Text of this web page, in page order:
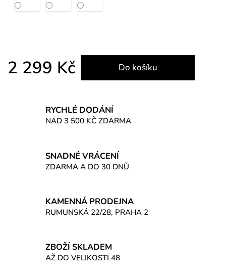
2 299 Kč Do košíku
RYCHLÉ DODÁNÍ
NAD 3 500 KČ ZDARMA
SNADNÉ VRÁCENÍ
ZDARMA A DO 30 DNŮ
KAMENNÁ PRODEJNA
RUMUNSKÁ 22/28, PRAHA 2
ZBOŽÍ SKLADEM
AŽ DO VELIKOSTI 48